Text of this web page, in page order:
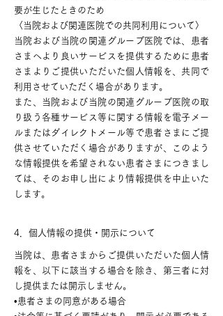
要が生じたときのため
〈当院および関連医院での共同利用について〉
当院および当院の関連グループ医院では、患者
さまへより良いサービスを提供するために患者
さまよりご提供いただいた個人情報を、共同で
利用させていただく場合があります。
また、当院および当院の関連グループ医院の取
り扱う各種サービス等に関する情報を電子メー
ルまたはダイレクトメール等で患者さまにご提
供させていただく場合がありますが、このよう
な情報提供を希望されない患者さまにつきまし
ては、そのお申し出により情報提供を中止いた
します。
4．個人情報の提供・開示について
当院は、患者さまからご提供いただいた個人情
報を、以下に該当する場合を除き、第三者に対
し提供または開示しません。
•患者さまの同意がある場合